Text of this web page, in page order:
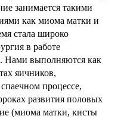
занимается такими
как миома матки и
стала широко
в работе
Нами выполняются как
яичников,
процессе,
развития половых
(миома матки, кисты